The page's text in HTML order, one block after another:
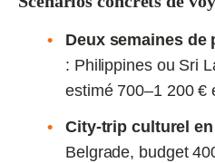
Deux semaines de
: Philippines ou Sri
estimé 700–1 200 €
City-trip culturel
Belgrade, budget